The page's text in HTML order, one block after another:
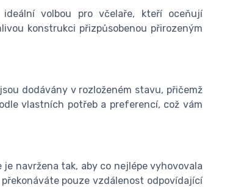
volbou pro včelaře, kteří oceňují
konstrukci přizpůsobenou přirozeným
dodávány v rozloženém stavu, přičemž
vlastních potřeb a preferencí, což vám
navržena tak, aby co nejlépe vyhovovala
pouze vzdálenost odpovídající